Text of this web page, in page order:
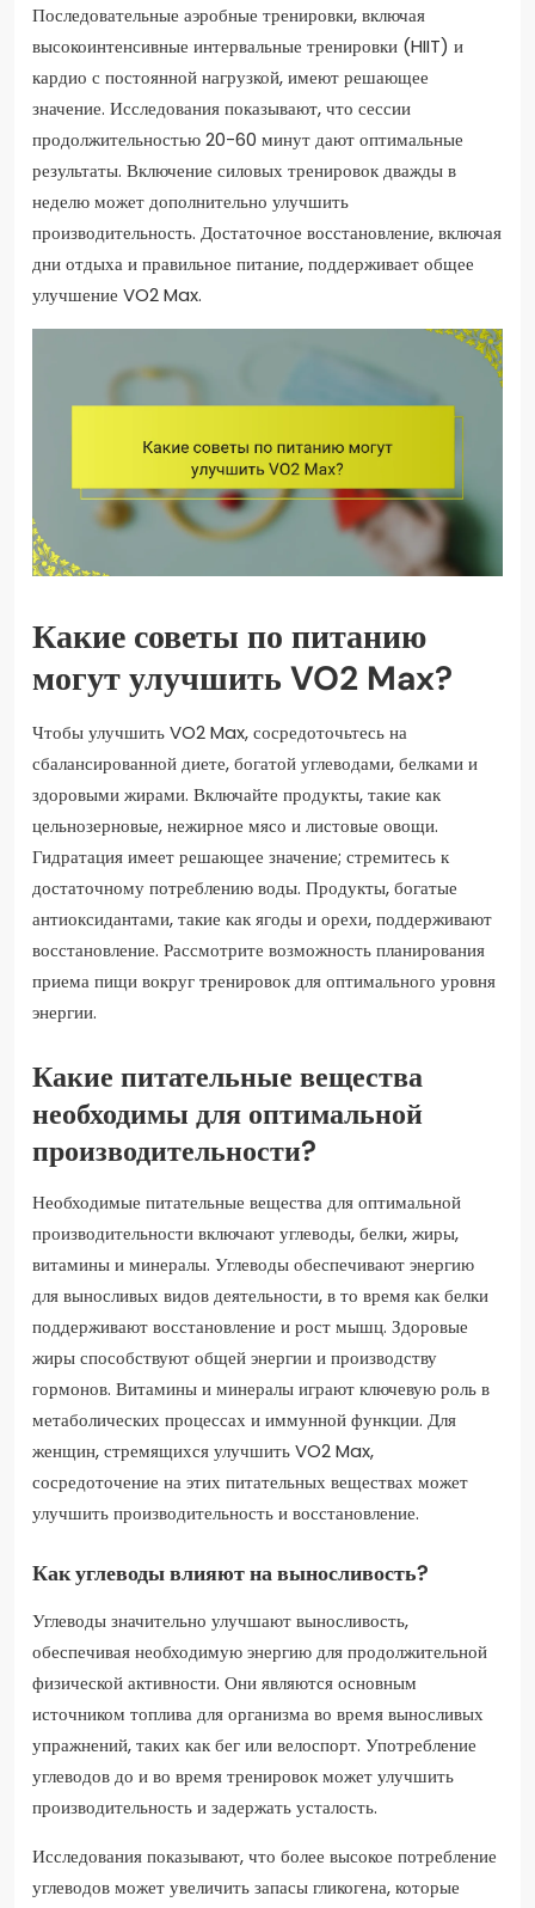
Последовательные аэробные тренировки, включая
высокоинтенсивные интервальные тренировки (HIIT) и
кардио с постоянной нагрузкой, имеют решающее
значение. Исследования показывают, что сессии
продолжительностью 20-60 минут дают оптимальные
результаты. Включение силовых тренировок дважды в
неделю может дополнительно улучшить
производительность. Достаточное восстановление, включая
дни отдыха и правильное питание, поддерживает общее
улучшение VO2 Max.
Какие советы по питанию
могут улучшить VO2 Max?
Чтобы улучшить VO2 Max, сосредоточьтесь на
сбалансированной диете, богатой углеводами, белками и
здоровыми жирами. Включайте продукты, такие как
цельнозерновые, нежирное мясо и листовые овощи.
Гидратация имеет решающее значение; стремитесь к
достаточному потреблению воды. Продукты, богатые
антиоксидантами, такие как ягоды и орехи, поддерживают
восстановление. Рассмотрите возможность планирования
приема пищи вокруг тренировок для оптимального уровня
энергии.
Какие питательные вещества
необходимы для оптимальной
производительности?
Необходимые питательные вещества для оптимальной
производительности включают углеводы, белки, жиры,
витамины и минералы. Углеводы обеспечивают энергию
для выносливых видов деятельности, в то время как белки
поддерживают восстановление и рост мышц. Здоровые
жиры способствуют общей энергии и производству
гормонов. Витамины и минералы играют ключевую роль в
метаболических процессах и иммунной функции. Для
женщин, стремящихся улучшить VO2 Max,
сосредоточение на этих питательных веществах может
улучшить производительность и восстановление.
Как углеводы влияют на выносливость?
Углеводы значительно улучшают выносливость,
обеспечивая необходимую энергию для продолжительной
физической активности. Они являются основным
источником топлива для организма во время выносливых
упражнений, таких как бег или велоспорт. Употребление
углеводов до и во время тренировок может улучшить
производительность и задержать усталость.
Исследования показывают, что более высокое потребление
углеводов может увеличить запасы гликогена, которые